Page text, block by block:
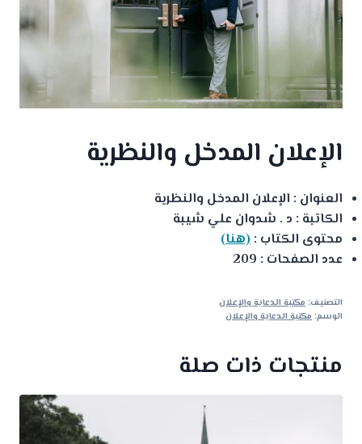
الإعلان المدخل والنظرية
العنوان : الإعلان المدخل والنظرية
الكاتبة : د . شدوان علي شيبة
محتوى الكتاب : (هنا)
عدد الصفحات : 209
التصنيف: مكتبة الدعاية والإعلان
الوسم: مكتبة الدعاية والإعلان
منتجات ذات صلة